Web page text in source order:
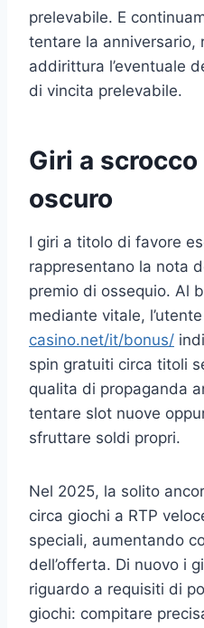
prelevabile. E
tentare la anniversario,
addirittura l’eventuale
di vincita prelevabile.
Giri a
oscuro
I giri a titolo di favore
rappresentano la nota
premio di ossequio. Al
mediante vitale,
casino.net/it/bonus/
spin gratuiti circa titoli
qualita di propaganda
tentare slot nuove
sfruttare soldi propri.
Nel 2025, la solito
circa giochi a RTP
speciali, aumentando
dell’offerta. Di nuovo i
riguardo a requisiti di
giochi: compitare